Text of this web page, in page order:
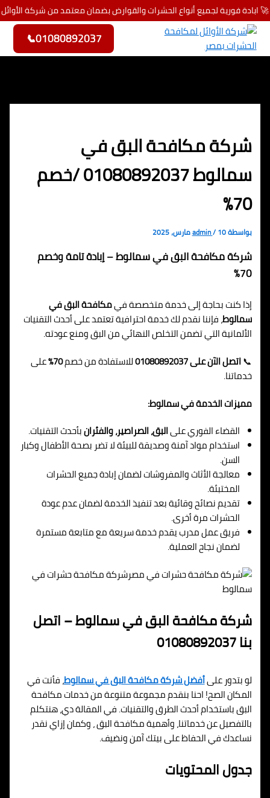
تخطي إلى المحتوى
🚀 ابادة فورية لجميع أنواع الحشرات والقوارض بضمان معتمد من شركة الأوائل
01080892037
📞
شركة مكافحة البق في
سمالوط 01080892037 /خصم
70%
بواسطة admin/10 مارس، 2025
شركة مكافحة البق في سمالوط – إبادة تامة وخصم
70%
إذا كنت بحاجة إلى خدمة متخصصة فيمكافحة البق في
سمالوط، فإننا نقدم لك خدمة احترافية تعتمد على أحدث التقنيات
الألمانية التي تضمن التخلص النهائي من البق ومنع عودته.
📞اتصل الآن على 01080892037 للاستفادة من خصم70% على
خدماتنا.
مميزات الخدمة في سمالوط:
القضاء الفوري علىالبق، الصراصير، والفئرانبأحدث التقنيات.
استخدام مواد آمنة وصديقة للبيئة لا تضر بصحة الأطفال وكبار
السن.
معالجة الأثاث والمفروشات لضمان إبادة جميع الحشرات
المختبئة.
تقديم نصائح وقائية بعد تنفيذ الخدمة لضمان عدم عودة
الحشرات مرة أخرى.
فريق عمل مدرب يقدم خدمة سريعة مع متابعة مستمرة
لضمان نجاح العملية.
شركة مكافحة حشرات في
سمالوط
شركة مكافحة البق في سمالوط – اتصل
بنا 01080892037
لو بتدور علىأفضل شركة مكافحة البق في سمالوط، فأنت في
المكان الصح! احنا بنقدم مجموعة متنوعة من خدمات مكافحة
البق باستخدام أحدث الطرق والتقنيات. في المقالة دي، هنتكلم
بالتفصيل عن خدماتنا، وأهمية مكافحة البق ، وكمان إزاي نقدر
نساعدك في الحفاظ على بيتك آمن ونضيف.
جدول المحتويات